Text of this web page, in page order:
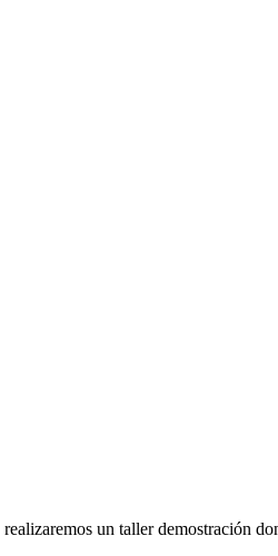
un taller demostración